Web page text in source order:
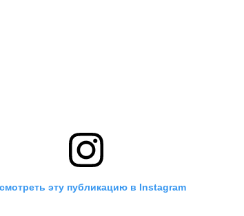
эту публикацию в Instagram